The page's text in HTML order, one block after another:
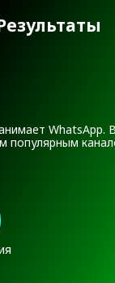
WhatsApp.
популярным